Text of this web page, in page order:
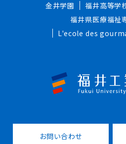
金井学園
福井高等学
福井県医療福祉
L'ecole des
お問い合わせ